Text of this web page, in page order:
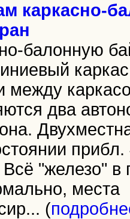
каркасно-
балонную
между
два
"железо" в
места
(